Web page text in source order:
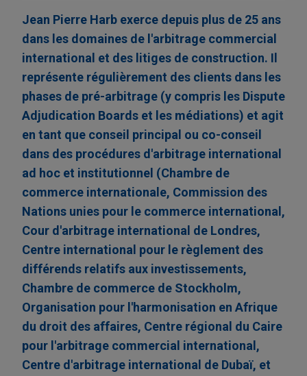
Jean Pierre Harb exerce depuis plus de 25 ans
dans les domaines de l'arbitrage commercial
international et des litiges de construction. Il
représente régulièrement des clients dans les
phases de pré-arbitrage (y compris les Dispute
Adjudication Boards et les médiations) et agit
en tant que conseil principal ou co-conseil
dans des procédures d'arbitrage international
ad hoc et institutionnel (Chambre de
commerce internationale, Commission des
Nations unies pour le commerce international,
Cour d'arbitrage international de Londres,
Centre international pour le règlement des
différends relatifs aux investissements,
Chambre de commerce de Stockholm,
Organisation pour l'harmonisation en Afrique
du droit des affaires, Centre régional du Caire
pour l'arbitrage commercial international,
Centre d'arbitrage international de Dubaï, et